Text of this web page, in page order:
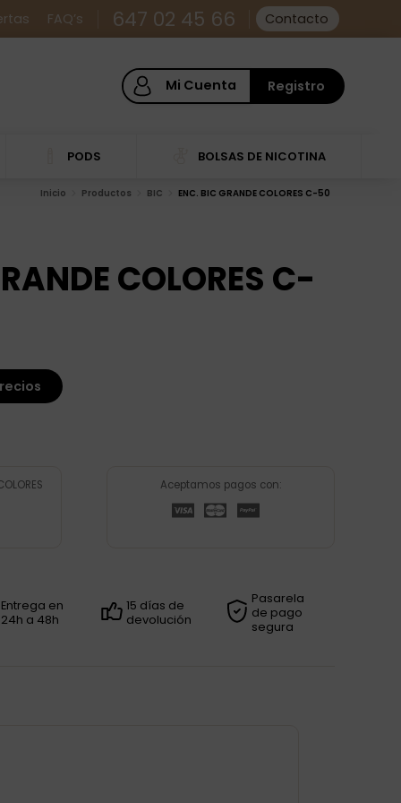
FAQ’s 647 02 45 66 Contacto
Mi Cuenta Registro
PODS BOLSAS DE NICOTINA
Inicio Productos BIC ENC. BIC GRANDE COLORES C-50
COLORES C-
Aceptamos pagos con:
Entrega en
24h a 48h
15 días de
devolución
Pasarela
de pago
segura